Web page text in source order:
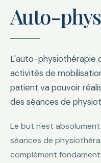
Auto-
L'auto-physiothérapie
activités de
patient va pouvoir
des séances de
Le but n'est
séances de
complément